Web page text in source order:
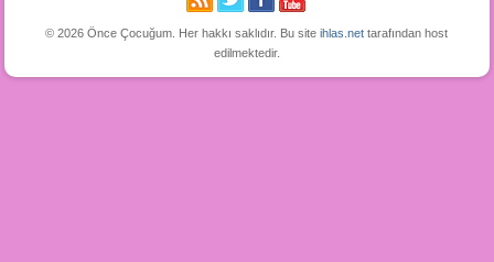
© 2026 Önce Çocuğum. Her hakkı saklıdır. Bu siteihlas.net tarafından host
edilmektedir.